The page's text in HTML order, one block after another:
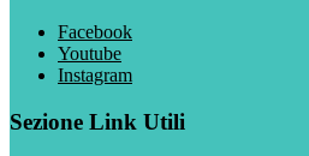
Facebook
Youtube
Instagram
Sezione Link Utili